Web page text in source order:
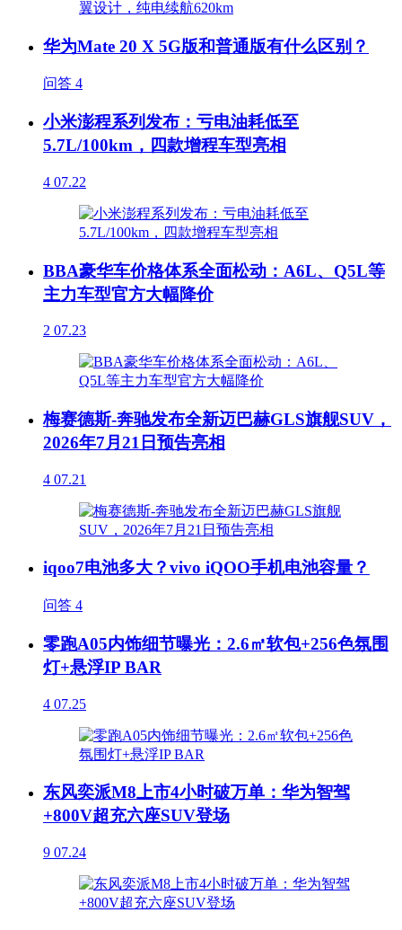
华为Mate 20 X 5G版和普通版有什么区别？
问答 4
小米澎程系列发布：亏电油耗低至
5.7L/100km，四款增程车型亮相
4 07.22
BBA豪华车价格体系全面松动：A6L、Q5L等
主力车型官方大幅降价
2 07.23
梅赛德斯-奔驰发布全新迈巴赫GLS旗舰SUV，
2026年7月21日预告亮相
4 07.21
iqoo7电池多大？vivo iQOO手机电池容量？
问答 4
零跑A05内饰细节曝光：2.6㎡软包+256色氛围
灯+悬浮IP BAR
4 07.25
东风奕派M8上市4小时破万单：华为智驾
+800V超充六座SUV登场
9 07.24